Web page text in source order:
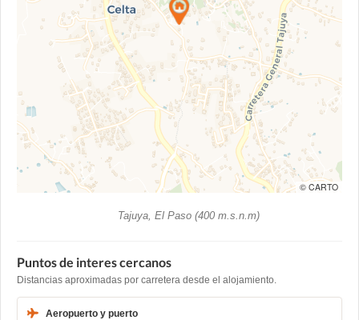
© CARTO
Tajuya, El Paso (400 m.s.n.m)
Puntos de interes cercanos
Distancias aproximadas por carretera desde el alojamiento.
Aeropuerto y puerto